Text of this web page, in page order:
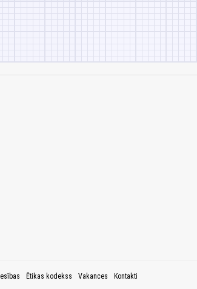
Ētikas kodekss Vakances Kontakti